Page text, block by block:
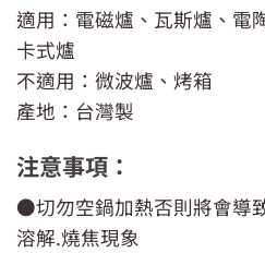
適用：電磁爐、瓦斯爐、電
卡式爐
不適用：微波爐、烤箱
產地：台灣製
注意事項：
●切勿空鍋加熱否則將會導
溶解.燒焦現象